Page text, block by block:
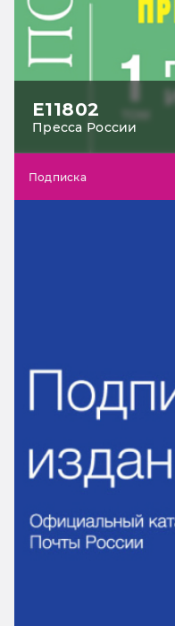
Е11802
Пресса России
Подписка